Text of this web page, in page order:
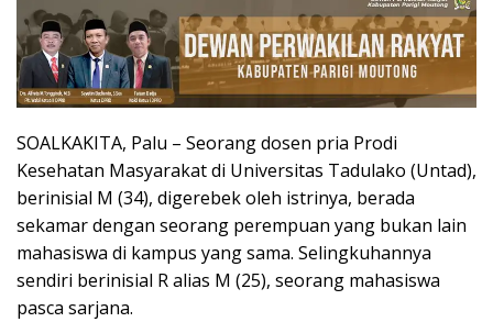
SOALKAKITA, Palu – Seorang dosen pria Prodi
Kesehatan Masyarakat di Universitas Tadulako (Untad),
berinisial M (34), digerebek oleh istrinya, berada
sekamar dengan seorang perempuan yang bukan lain
mahasiswa di kampus yang sama. Selingkuhannya
sendiri berinisial R alias M (25), seorang mahasiswa
pasca sarjana.